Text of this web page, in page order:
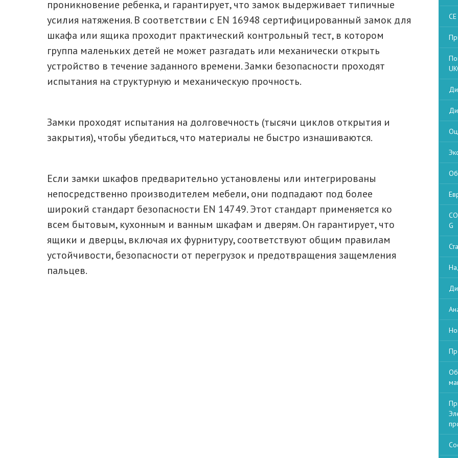
проникновение ребенка, и гарантирует, что замок выдерживает типичные
усилия натяжения. В соответствии с EN 16948 сертифицированный замок для
шкафа или ящика проходит практический контрольный тест, в котором
группа маленьких детей не может разгадать или механически открыть
устройство в течение заданного времени. Замки безопасности проходят
испытания на структурную и механическую прочность.
Замки проходят испытания на долговечность (тысячи циклов открытия и
закрытия), чтобы убедиться, что материалы не быстро изнашиваются.
Если замки шкафов предварительно установлены или интегрированы
непосредственно производителем мебели, они подпадают под более
широкий стандарт безопасности EN 14749. Этот стандарт применяется ко
всем бытовым, кухонным и ванным шкафам и дверям. Он гарантирует, что
ящики и дверцы, включая их фурнитуру, соответствуют общим правилам
устойчивости, безопасности от перегрузок и предотвращения защемления
пальцев.
G